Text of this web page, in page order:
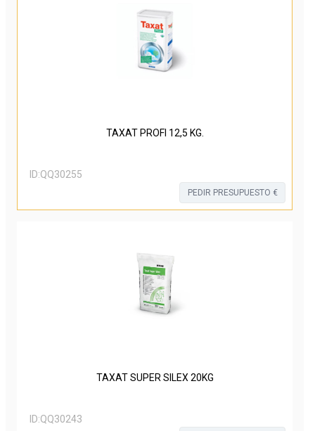
TAXAT PROFI 12,5 KG.
ID:QQ30255
PEDIR PRESUPUESTO €
TAXAT SUPER SILEX 20KG
ID:QQ30243